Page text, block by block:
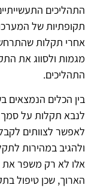
התהליכים
תקופתיות של
אחרי תקלות
מגמות ולסווג את
התהליכים.
בין הכלים הנמצאים
לנבא תקלות על סמך
לאפשר לצוותים
ולהגיב במהירות
אלו לא רק משפר את
הארוך, שכן טיפול